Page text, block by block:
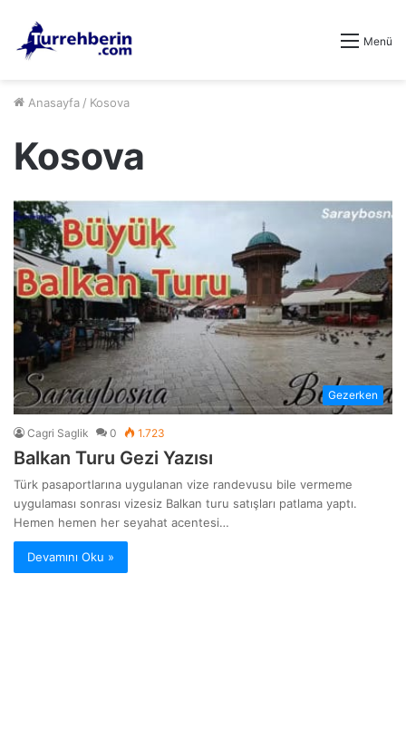
Menü
Anasayfa / Kosova
Kosova
Gezerken
Cagri Saglik 0 1.723
Balkan Turu Gezi Yazısı
Türk pasaportlarına uygulanan vize randevusu bile vermeme
uygulaması sonrası vizesiz Balkan turu satışları patlama yaptı.
Hemen hemen her seyahat acentesi…
Devamını Oku »